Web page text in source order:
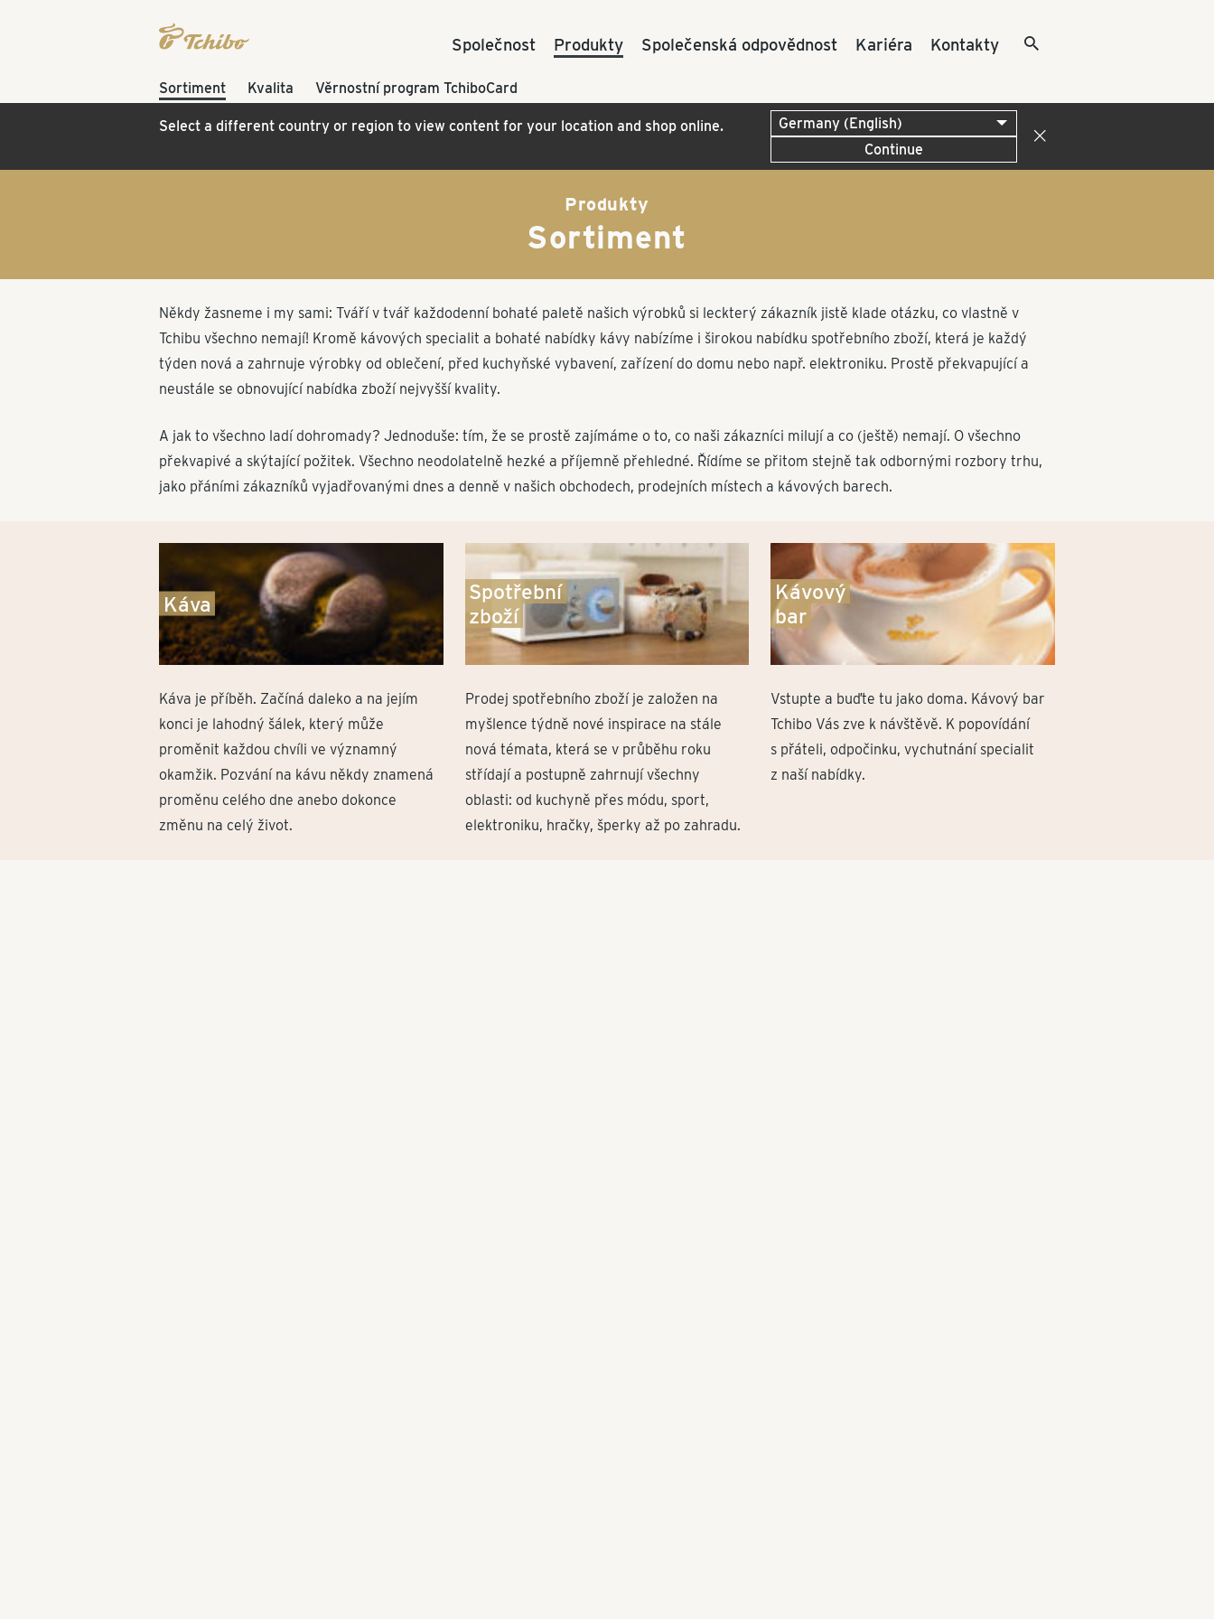
Společnost Produkty Společenská odpovědnost Kariéra Kontakty
Sortiment Kvalita Věrnostní program TchiboCard
Select a different country or region to view content for your location and shop online.
Continue
Produkty
Sortiment
Někdy žasneme i my sami: Tváří v tvář každo­denní bohaté paletě našich výrobků si leckterý zákazník jistě klade otázku, co vlastně v
Tchibu všechno nemají! Kromě kávových specialit a bohaté nabídky kávy nabízíme i širokou nabídku spotře­bního zboží, která je každý
týden nová a zahrnuje výrobky od oblečení, před kuchyňské vybavení, zařízení do domu nebo např. elektroniku. Prostě překva­pující a
neustále se obnovující nabídka zboží nejvyšší kvality.
A jak to všechno ladí dohromady? Jednoduše: tím, že se prostě zajímáme o to, co naši zákazníci milují a co (ještě) nemají. O všechno
překvapivé a skýtající požitek. Všechno neodo­l­a­telně hezké a příjemně přehledné. Řídíme se přitom stejně tak odbornými rozbory trhu,
jako přáními zákazníků vyjadřo­vanými dnes a denně v našich obchodech, prode­jních místech a kávových barech.
Káva
Káva je příběh. Začíná daleko a na jejím
konci je lahodný šálek, který může
proměnit každou chvíli ve významný
okamžik. Pozvání na kávu někdy znamená
proměnu celého dne anebo dokonce
změnu na celý život.
Spotřební
zboží
Prodej spotřebního zboží je založen na
myšlence týdně nové inspirace na stále
nová témata, která se v průběhu roku
střídají a postupně zahrnují všechny
oblasti: od kuchyně přes módu, sport,
elektroniku, hračky, šperky až po zahradu.
Kávový
bar
Vstupte a buďte tu jako doma. Kávový bar
Tchibo Vás zve k návštěvě. K popovídání
s přáteli, odpočinku, vychutnání specialit
z naší nabídky.